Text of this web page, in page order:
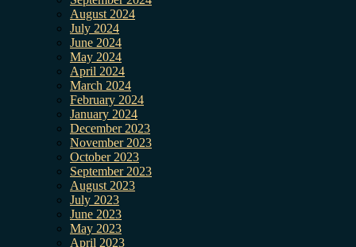
August 2024
July 2024
June 2024
May 2024
April 2024
March 2024
February 2024
January 2024
December 2023
November 2023
October 2023
September 2023
August 2023
July 2023
June 2023
May 2023
April 2023